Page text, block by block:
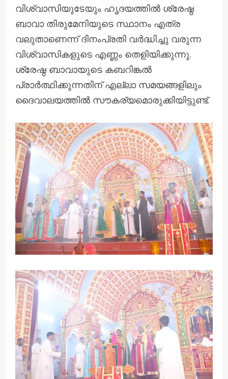
വിശ്വാസിയുടേയും ഹൃദയത്തിൽ ശ്രേഷ്ഠ
ബാവാ തിരുമേനിയുടെ സ്ഥാനം എത്ര
വലുതാണെന്ന് ദിനംപ്രതി വർദ്ധിച്ചു വരുന്ന
വിശ്വാസികളുടെ എണ്ണം തെളിയിക്കുന്നു.
ശ്രേഷ്ഠ ബാവായുടെ കബറിങ്കൽ
പ്രാർത്ഥിക്കുന്നതിന് എല്ലാ സമയങ്ങളിലും
ദൈവാലയത്തിൽ സൗകര്യമൊരുക്കിയിട്ടുണ്ട്.